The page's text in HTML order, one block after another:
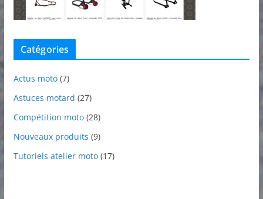
Catégories
Actus moto(7)
Astuces motard (27)
Compétition moto(28)
Nouveaux produits (9)
Tutoriels atelier moto(17)